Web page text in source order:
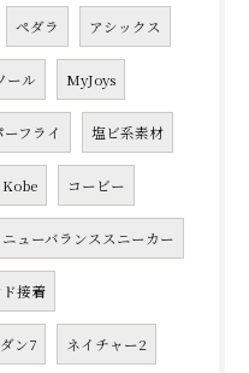
ペダラ アシックス
ール MyJoys
ーフライ 塩ビ系素材
Kobe コービー
ニューバランススニーカー
接着
ン7 ネイチャー2